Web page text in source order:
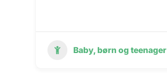
Baby, børn og teenager